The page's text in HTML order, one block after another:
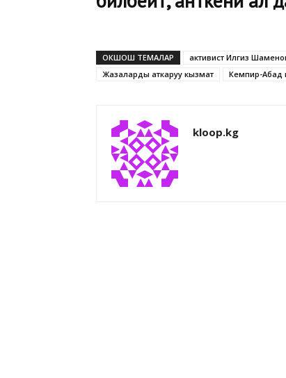
ОКШОШ ТЕМАЛАР активист Илгиз
Жазаларды аткаруу кызмат
Кемпир-Абад
kloop.kg